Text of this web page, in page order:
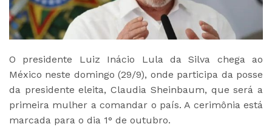
O presidente Luiz Inácio Lula da Silva chega ao
México neste domingo (29/9), onde participa da posse
da presidente eleita, Claudia Sheinbaum, que será a
primeira mulher a comandar o país. A cerimônia está
marcada para o dia 1° de outubro.